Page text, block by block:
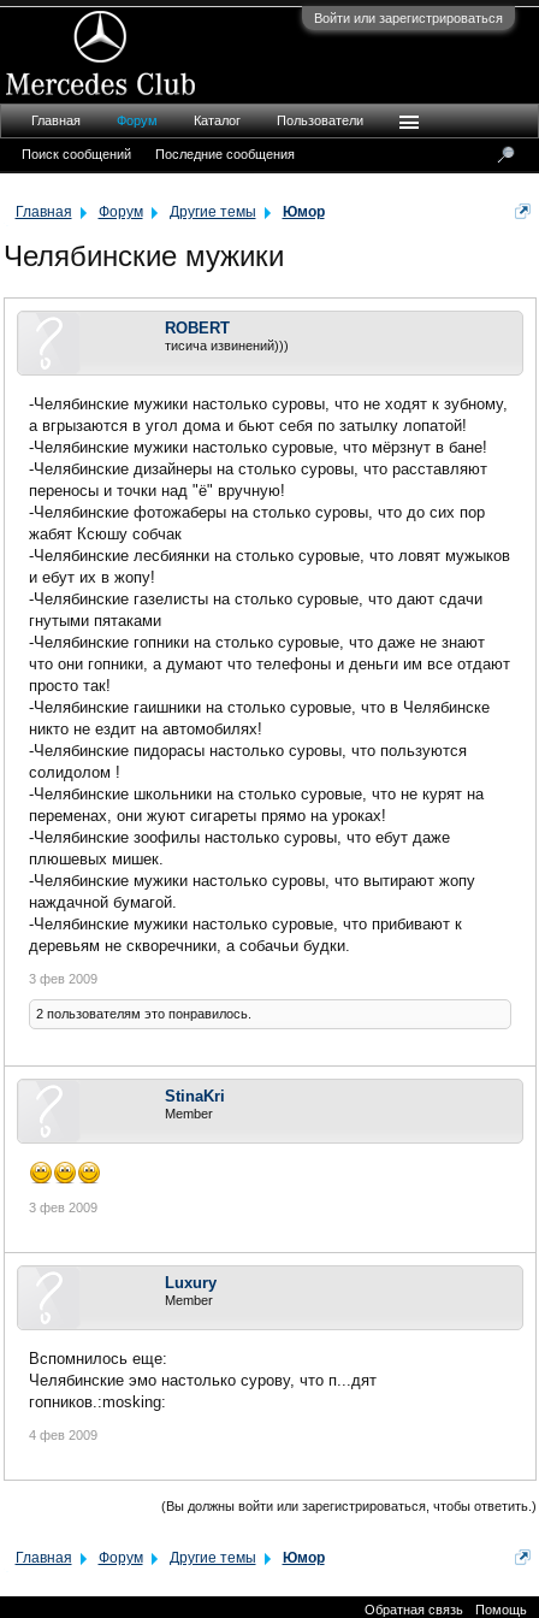
Войти или зарегистрироваться
Главная Форум Другие темы Юмор
Челябинские мужики
ROBERT
тисича извинений)))
-Челябинские мужики настолько суровы, что не ходят к зубному,
а вгрызаются в угол дома и бьют себя по затылку лопатой!
-Челябинские мужики настолько суровые, что мёрзнут в бане!
-Челябинские дизайнеры на столько суровы, что расставляют
переносы и точки над "ё" вручную!
-Челябинские фотожаберы на столько суровы, что до сих пор
жабят Ксюшу собчак
-Челябинские лесбиянки на столько суровые, что ловят мужыков
и ебут их в жопу!
-Челябинские газелисты на столько суровые, что дают сдачи
гнутыми пятаками
-Челябинские гопники на столько суровые, что даже не знают
что они гопники, а думают что телефоны и деньги им все отдают
просто так!
-Челябинские гаишники на столько суровые, что в Челябинске
никто не ездит на автомобилях!
-Челябинские пидорасы настолько суровы, что пользуются
солидолом !
-Челябинские школьники на столько суровые, что не курят на
переменах, они жуют сигареты прямо на уроках!
-Челябинские зоофилы настолько суровы, что ебут даже
плюшевых мишек. ​
-Челябинские мужики настолько суровы, что вытирают жопу
наждачной ​бумагой.
-Челябинские мужики настолько суровые, что прибивают к ​
деревьям не скворечники, а собачьи будки.
3 фев 2009
2 пользователям это понравилось.
StinaKri
Member
3 фев 2009
Luxury
Member
Вспомнилось еще:
Челябинские эмо настолько сурову, что п...дят
гопников.:mosking:
4 фев 2009
(Вы должны войти или зарегистрироваться, чтобы ответить.)
Главная Форум Другие темы Юмор
Главная Форум
Поиск сообщений Последние сообщения
Каталог Пользователи
Обратная связь Помощь